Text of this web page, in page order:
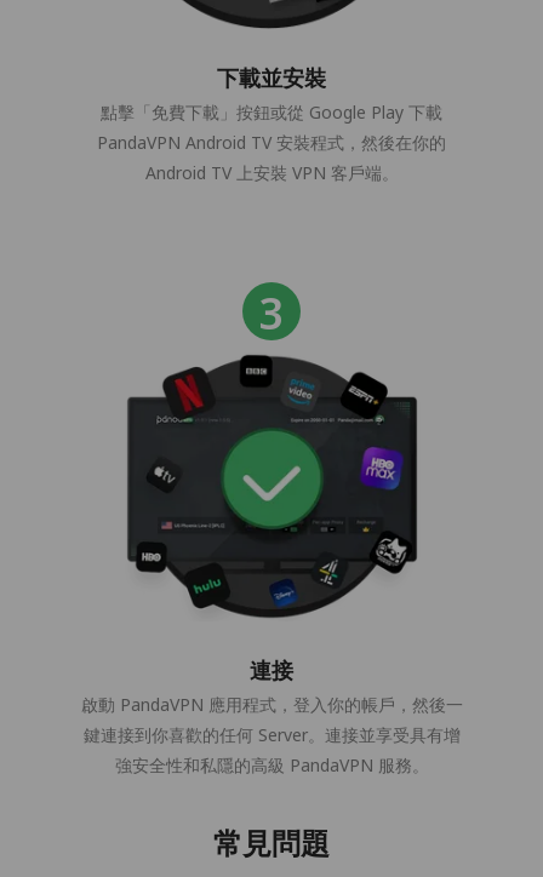
下載並安裝
點擊「免費下載」按鈕或從 Google Play 下載
PandaVPN Android TV 安裝程式，然後在你的
Android TV 上安裝 VPN 客戶端。
連接
啟動 PandaVPN 應用程式，登入你的帳戶，然後一
鍵連接到你喜歡的任何 Server。連接並享受具有增
強安全性和私隱的高級 PandaVPN 服務。
常見問題